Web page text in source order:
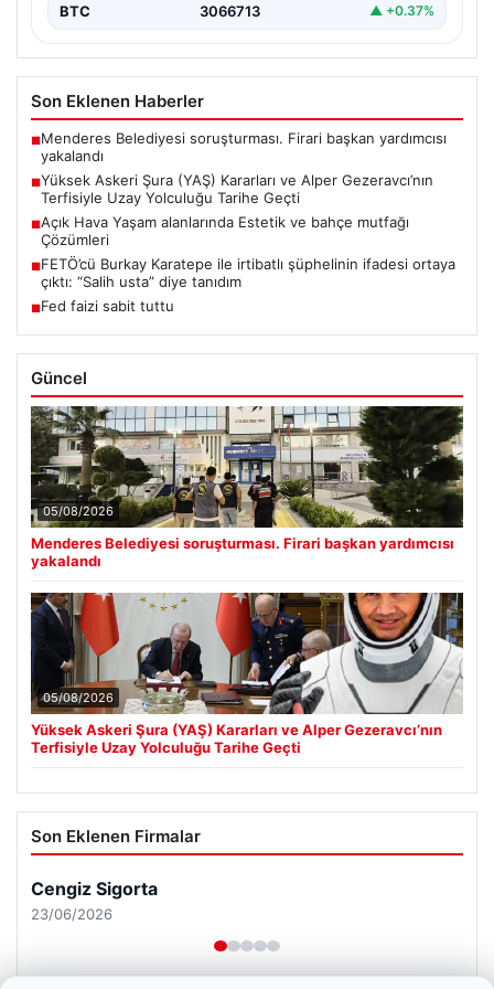
BTC 3066713 ▲ +0.37%
Son Eklenen Haberler
■Menderes Belediyesi soruşturması. Firari başkan yardımcısı
yakalandı
■Yüksek Askeri Şura (YAŞ) Kararları ve Alper Gezeravcı’nın
Terfisiyle Uzay Yolculuğu Tarihe Geçti
■Açık Hava Yaşam alanlarında Estetik ve bahçe mutfağı
Çözümleri
■FETÖ’cü Burkay Karatepe ile irtibatlı şüphelinin ifadesi ortaya
çıktı: “Salih usta” diye tanıdım
■Fed faizi sabit tuttu
Güncel
05/08/2026
Menderes Belediyesi soruşturması. Firari başkan yardımcısı
yakalandı
05/08/2026
Yüksek Askeri Şura (YAŞ) Kararları ve Alper Gezeravcı’nın
Terfisiyle Uzay Yolculuğu Tarihe Geçti
Son Eklenen Firmalar